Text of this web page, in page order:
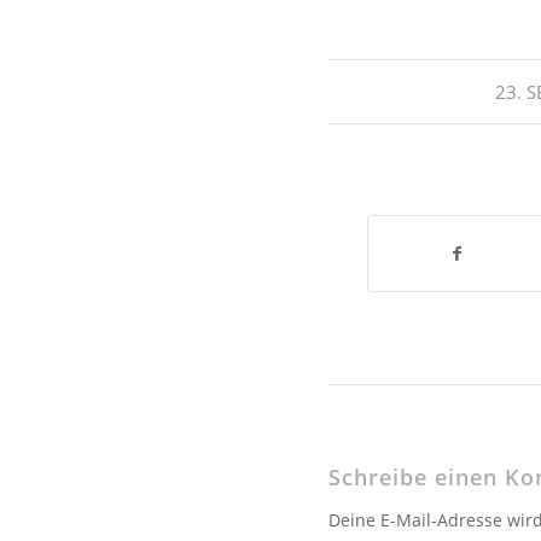
23.
Schreibe einen
Deine E-Mail-Adresse